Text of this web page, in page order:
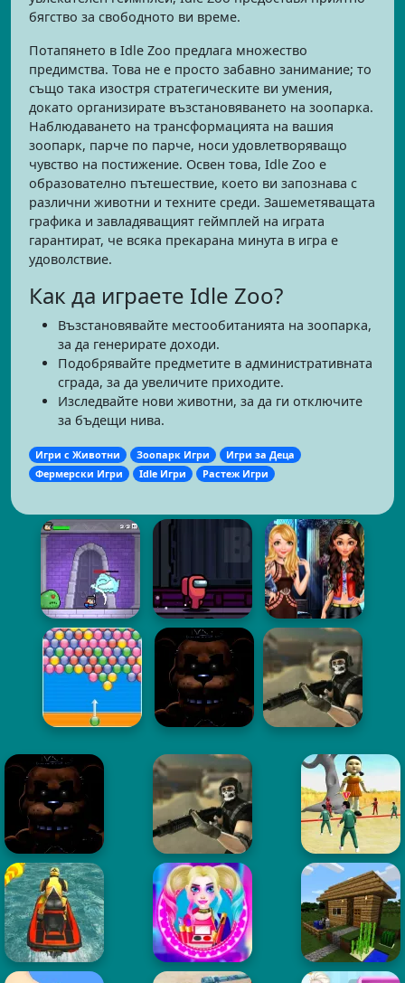
бягство за свободното ви време.
Потапянето в Idle Zoo предлага множество
предимства. Това не е просто забавно занимание; то
също така изостря стратегическите ви умения,
докато организирате възстановяването на зоопарка.
Наблюдаването на трансформацията на вашия
зоопарк, парче по парче, носи удовлетворяващо
чувство на постижение. Освен това, Idle Zoo е
образователно пътешествие, което ви запознава с
различни животни и техните среди. Зашеметяващата
графика и завладяващият геймплей на играта
гарантират, че всяка прекарана минута в игра е
удоволствие.
Как да играете Idle Zoo?
Възстановявайте местообитанията на зоопарка,
за да генерирате доходи.
Подобрявайте предметите в административната
сграда, за да увеличите приходите.
Изследвайте нови животни, за да ги отключите
за бъдещи нива.
Игри с Животни Зоопарк Игри
Игри за Деца
Фермерски Игри
Idle Игри Растеж Игри